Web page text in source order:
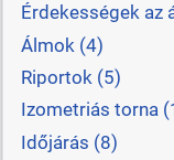
Érdekességek az
Álmok (4)
Riportok (5)
Izometriás torna
Időjárás (8)